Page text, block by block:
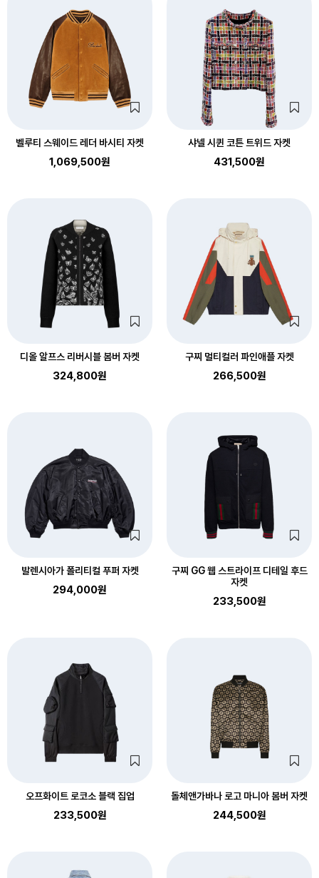
벨루티 스웨이드 레더 바시티 자켓
1,069,500원
샤넬 시퀸 코튼 트위드 자켓
431,500원
디올 알프스 리버시블 봄버 자켓
324,800원
구찌 멀티컬러 파인애플 자켓
266,500원
발렌시아가 폴리티컬 푸퍼 자켓
294,000원
구찌 GG 웹 스트라이프 디테일 후드
자켓
233,500원
오프화이트 로코소 블랙 집업
233,500원
돌체앤가바나 로고 마니아 봄버 자켓
244,500원